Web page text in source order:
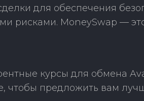
для обеспечения
рисками. MoneySwap —
курсы для обмена
чтобы предложить вам